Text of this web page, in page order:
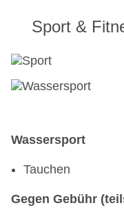
Sport &
Wassersport
Tauchen
Gegen Gebühr